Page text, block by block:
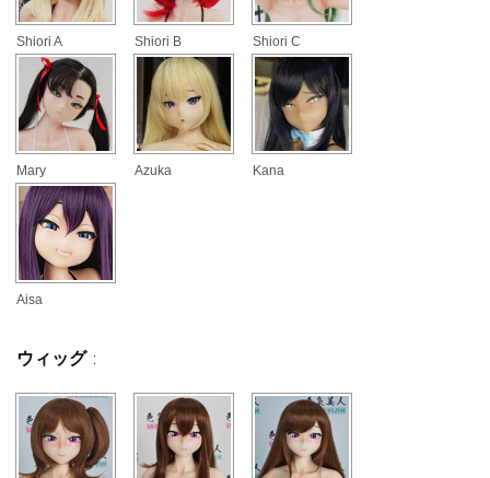
Shiori A Shiori B Shiori C
Mary Azuka Kana
Aisa
ウィッグ :